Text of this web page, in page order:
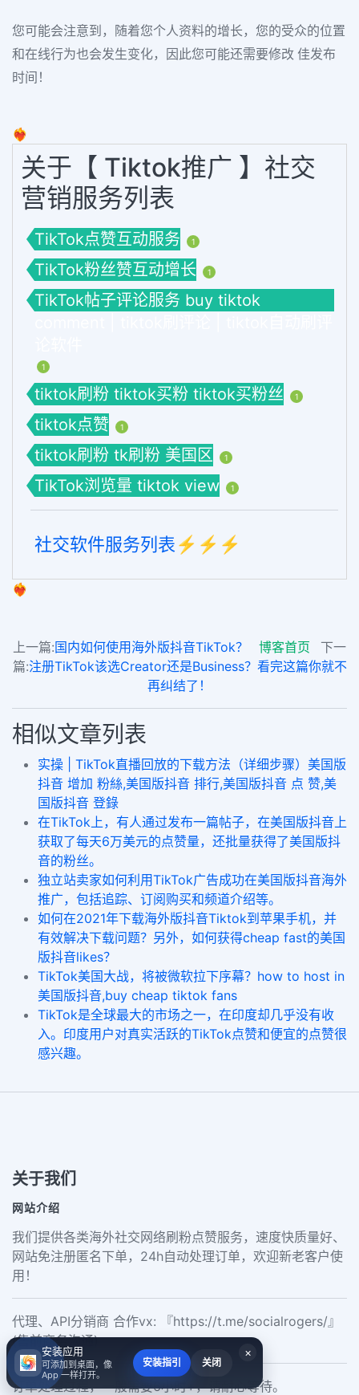
您可能会注意到，随着您个人资料的增长，您的受众的位置
和在线行为也会发生变化，因此您可能还需要修改 佳发布
时间！
❤️‍🔥
关于【 Tiktok推广 】社交
营销服务列表
TikTok点赞互动服务 1
TikTok粉丝赞互动增长 1
TikTok帖子评论服务 buy tiktok
1
tiktok刷粉 tiktok买粉 tiktok买粉丝 1
tiktok点赞 1
tiktok刷粉 tk刷粉 美国区 1
TikTok浏览量 tiktok view 1
社交软件服务列表⚡️⚡️⚡️
❤️‍🔥
上一篇:国内如何使用海外版抖音TikTok？ 博客首页
下一
篇:注册TikTok该选Creator还是Business？看完这篇你就不
再纠结了！
相似文章列表
实操 | TikTok直播回放的下载方法（详细步骤）美国版
抖音 增加 粉絲,美国版抖音 排行,美国版抖音 点 赞,美
国版抖音 登錄
在TikTok上，有人通过发布一篇帖子，在美国版抖音上
获取了每天6万美元的点赞量，还批量获得了美国版抖
音的粉丝。
独立站卖家如何利用TikTok广告成功在美国版抖音海外
推广，包括追踪、订阅购买和频道介绍等。
如何在2021年下载海外版抖音Tiktok到苹果手机，并
有效解决下载问题？另外，如何获得cheap fast的美国
版抖音likes？
TikTok美国大战，将被微软拉下序幕？how to host in
美国版抖音,buy cheap tiktok fans
TikTok是全球最大的市场之一，在印度却几乎没有收
入。印度用户对真实活跃的TikTok点赞和便宜的点赞很
感兴趣。
关于我们
网站介绍
我们提供各类海外社交网络刷粉点赞服务，速度快质量好、
网站免注册匿名下单，24h自动处理订单，欢迎新老客户使
用！
代理、API分销商 合作vx: 『https://t.me/socialrogers/』
(售前商务沟通)
订单处理过程，一般需要6小时+，请耐心等待。
×
安装应用
可添加到桌面，像
App 一样打开。
安装指引 关闭